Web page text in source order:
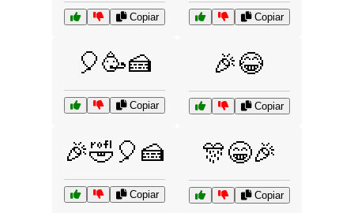
Copiar Copiar
🎈🥳🍰
Copiar
🎉😂
Copiar
🎉🤣🎈🍰
Copiar
🎊😁🎉
Copiar